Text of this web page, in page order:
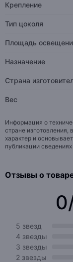
Крепление
Тип цоколя
Площадь
Назначение
Страна
Вес
Информация о
стране изготовления,
характер и
публикации сведениях
Отзывы о
5 звезд
4 звезды
3 звезды
2 звезды